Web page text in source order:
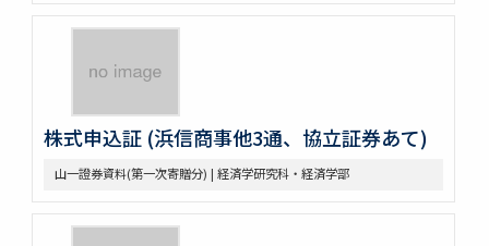
株式申込証 (浜信商事他3通、協立証券あて)
山一證券資料(第一次寄贈分) | 経済学研究科・経済学部